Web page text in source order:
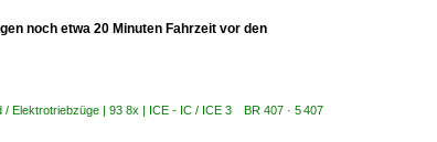
noch etwa 20 Minuten Fahrzeit vor den
/ Elektrotriebzüge | 93 8x | ICE - IC / ICE 3 BR 407 · 5 407